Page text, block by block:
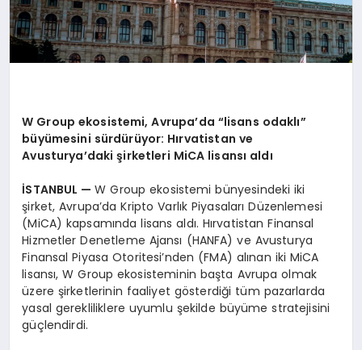
W Group ekosistemi, Avrupa’da “lisans odaklı”
büyümesini sürdürüyor: Hırvatistan ve
Avusturya’daki şirketleri MiCA lisansı aldı
İSTANBUL —W Group ekosistemi bünyesindeki iki
şirket, Avrupa’da Kripto Varlık Piyasaları Düzenlemesi
(MiCA) kapsamında lisans aldı. Hırvatistan Finansal
Hizmetler Denetleme Ajansı (HANFA) ve Avusturya
Finansal Piyasa Otoritesi’nden (FMA) alınan iki MiCA
lisansı, W Group ekosisteminin başta Avrupa olmak
üzere şirketlerinin faaliyet gösterdiği tüm pazarlarda
yasal gerekliliklere uyumlu şekilde büyüme stratejisini
güçlendirdi.